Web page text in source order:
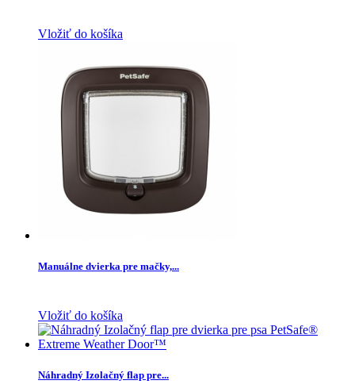
Vložiť do košíka
Manuálne dvierka pre mačky,...
Vložiť do košíka
Náhradný Izolačný flap pre...